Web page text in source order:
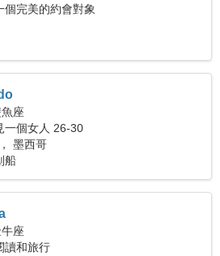
個完美的約會對象
座
一個女人 26-30
墨西哥
船
座
讀和旅行